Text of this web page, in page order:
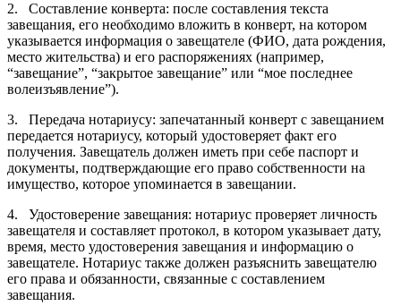
2. Составление конверта: после составления текста
завещания, его необходимо вложить в конверт, на котором
указывается информация о завещателе (ФИО, дата рождения,
место жительства) и его распоряжениях (например,
“завещание”, “закрытое завещание” или “мое последнее
волеизъявление”).
3. Передача нотариусу: запечатанный конверт с завещанием
передается нотариусу, который удостоверяет факт его
получения. Завещатель должен иметь при себе паспорт и
документы, подтверждающие его право собственности на
имущество, которое упоминается в завещании.
4. Удостоверение завещания: нотариус проверяет личность
завещателя и составляет протокол, в котором указывает дату,
время, место удостоверения завещания и информацию о
завещателе. Нотариус также должен разъяснить завещателю
его права и обязанности, связанные с составлением
завещания.